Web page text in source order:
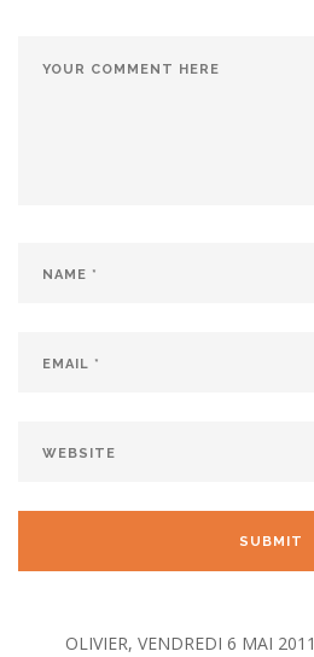
OLIVIER, VENDREDI 6 MAI 2011